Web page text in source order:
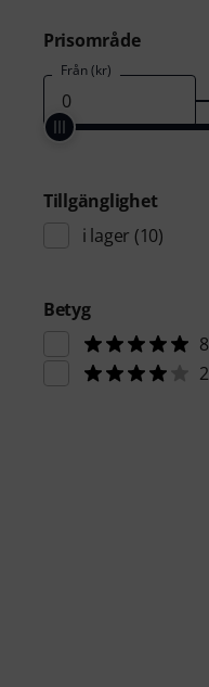
Prisområde
Från (kr)
Tillgänglighet
i lager (10)
Betyg
8
2